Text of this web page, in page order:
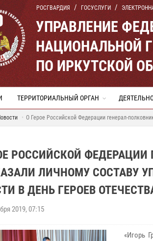
РОСГВАРДИЯ ГОСУСЛУГИ
УПРАВЛЕНИЕ
НАЦИОНАЛЬНОЙ
ПО ИРКУТСКОЙ
ТЕРРИТОРИАЛЬНЫЙ ОРГАН
О Герое Российской Федерации генерал-
РОССИЙСКОЙ ФЕДЕРАЦИИ
ЛИЧНОМУ СОСТАВУ
В ДЕНЬ ГЕРОЕВ
2019, 07:15
«Игорь